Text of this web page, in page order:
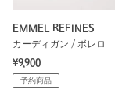
EMMEL REFINES
カーディガン / ボレロ
¥9,900
予約商品